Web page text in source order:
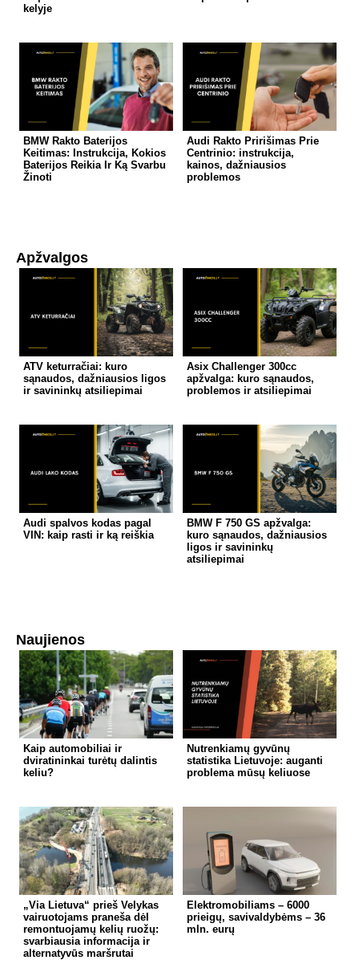
kelyje
BMW Rakto Baterijos
Keitimas: Instrukcija, Kokios
Baterijos Reikia Ir Ką Svarbu
Žinoti
Audi Rakto Pririšimas Prie
Centrinio: instrukcija,
kainos, dažniausios
problemos
Apžvalgos
ATV keturračiai: kuro
sąnaudos, dažniausios ligos
ir savininkų atsiliepimai
Asix Challenger 300cc
apžvalga: kuro sąnaudos,
problemos ir atsiliepimai
Audi spalvos kodas pagal
VIN: kaip rasti ir ką reiškia
BMW F 750 GS apžvalga:
kuro sąnaudos, dažniausios
ligos ir savininkų
atsiliepimai
Naujienos
Kaip automobiliai ir
dviratininkai turėtų dalintis
keliu?
Nutrenkiamų gyvūnų
statistika Lietuvoje: auganti
problema mūsų keliuose
„Via Lietuva“ prieš Velykas
vairuotojams praneša dėl
remontuojamų kelių ruožų:
svarbiausia informacija ir
alternatyvūs maršrutai
Elektromobiliams – 6000
prieigų, savivaldybėms – 36
mln. eurų